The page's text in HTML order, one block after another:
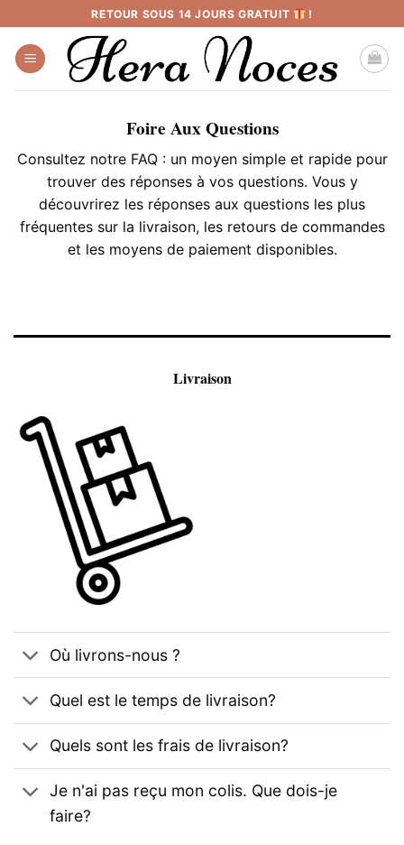
au
contenu
RETOUR SOUS 14 JOURS GRATUIT !
Foire Aux Questions
Consultez notre FAQ : un moyen simple et rapide pour
trouver des réponses à vos questions. Vous y
découvrirez les réponses aux questions les plus
fréquentes sur la livraison, les retours de commandes
et les moyens de paiement disponibles.
Livraison
Où livrons-nous ?
Quel est le temps de livraison?
Quels sont les frais de livraison?
Je n'ai pas reçu mon colis. Que dois-je
faire?